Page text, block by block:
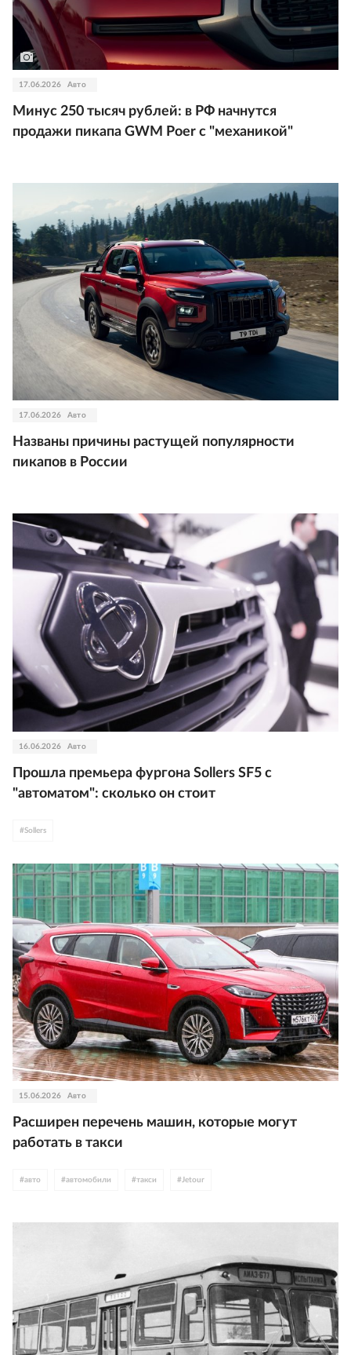
17.06.2026 Авто
Минус 250 тысяч рублей: в РФ начнутся
продажи пикапа GWM Poer с "механикой"
17.06.2026 Авто
Названы причины растущей популярности
пикапов в России
16.06.2026 Авто
Прошла премьера фургона Sollers SF5 с
"автоматом": сколько он стоит
#Sollers
15.06.2026 Авто
Расширен перечень машин, которые могут
работать в такси
#авто #автомобили #такси # Jetour